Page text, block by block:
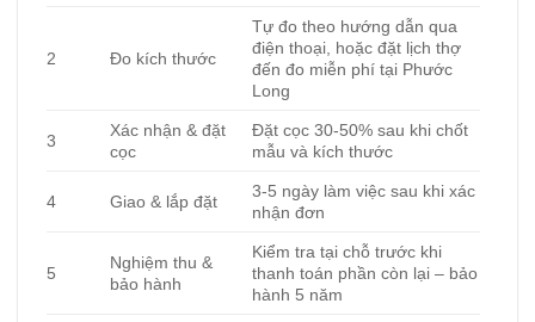
2 Đo kích thước
Tự đo theo hướng dẫn qua
điện thoại, hoặc đặt lịch thợ
đến đo miễn phí tại Phước
Long
3
Xác nhận & đặt
cọc
Đặt cọc 30-50% sau khi chốt
mẫu và kích thước
4 Giao & lắp đặt
3-5 ngày làm việc sau khi xác
nhận đơn
5
Nghiệm thu &
bảo hành
Kiểm tra tại chỗ trước khi
thanh toán phần còn lại – bảo
hành 5 năm